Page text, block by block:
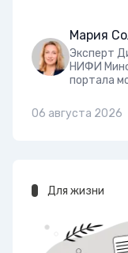
Мария
Эксперт
НИФИ
портала
06 августа 2026
Для жизни